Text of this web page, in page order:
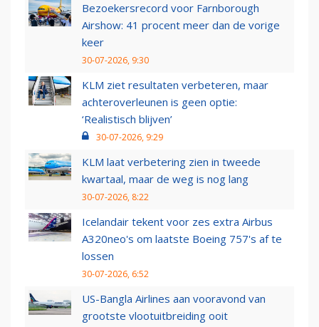
Bezoekersrecord voor Farnborough
Airshow: 41 procent meer dan de vorige
keer
30-07-2026, 9:30
KLM ziet resultaten verbeteren, maar
achteroverleunen is geen optie:
‘Realistisch blijven’
30-07-2026, 9:29
KLM laat verbetering zien in tweede
kwartaal, maar de weg is nog lang
30-07-2026, 8:22
Icelandair tekent voor zes extra Airbus
A320neo's om laatste Boeing 757's af te
lossen
30-07-2026, 6:52
US-Bangla Airlines aan vooravond van
grootste vlootuitbreiding ooit